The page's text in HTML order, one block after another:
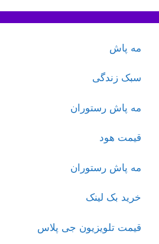
مه پاش
سبک زندگی
مه پاش رستوران
قیمت هود
مه پاش رستوران
خرید بک لینک
قیمت تلویزیون جی پلاس